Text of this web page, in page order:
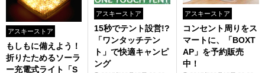
アスキーストア
もしもに備えよう！
折りたためるソーラ
ー充電式ライト「S
アスキーストア
15秒でテント設営!?
「ワンタッチテン
ト」で快適キャンピ
ング
アスキーストア
コンセント周りをス
マートに、「BOXT
AP」を予約販売
中！